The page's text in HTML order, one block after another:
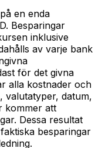
en enda
Besparingar
inklusive
av varje bank
för det givna
alla kostnader och
valutatyper, datum,
kommer att
Dessa resultat
besparingar